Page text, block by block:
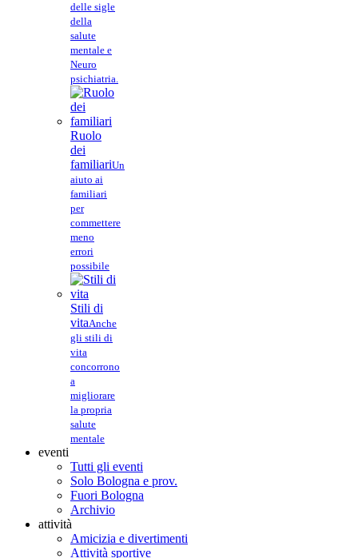
delle sigle
della
salute
mentale e
Neuro
psichiatria.
Ruolo
dei
familiariUn
aiuto ai
familiari
per
commettere
meno
errori
possibile
Stili di
vitaAnche
gli stili di
vita
concorrono
a
migliorare
la propria
salute
mentale
eventi
Tutti gli eventi
Solo Bologna e prov.
Fuori Bologna
Archivio
attività
Amicizia e divertimenti
Attività sportive